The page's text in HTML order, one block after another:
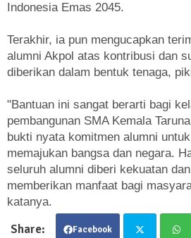
Indonesia Emas 2045.
Terakhir, ia pun mengucapkan
alumni Akpol atas kontribusi dan
diberikan dalam bentuk tenaga,
"Bantuan ini sangat berarti bagi
pembangunan SMA Kemala
bukti nyata komitmen alumni
memajukan bangsa dan negara.
seluruh alumni diberi kekuatan
memberikan manfaat bagi
katanya.
Facebook